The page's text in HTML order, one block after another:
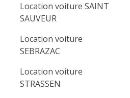
Location voiture SAINT
SAUVEUR
Location voiture
SEBRAZAC
Location voiture
STRASSEN